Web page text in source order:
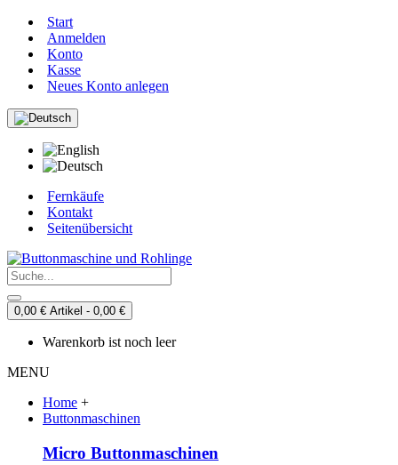
Start
Anmelden
Konto
Kasse
Neues Konto anlegen
Fernkäufe
Kontakt
Seitenübersicht
0,00 € Artikel - 0,00 €
Warenkorb ist noch leer
MENU
Home +
Buttonmaschinen
Micro Buttonmaschinen